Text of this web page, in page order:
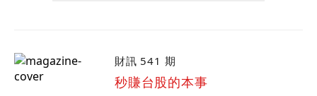
財訊 541 期
秒賺台股的本事